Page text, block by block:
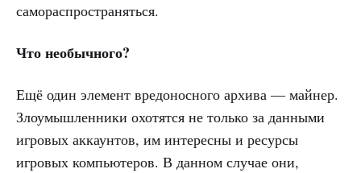
самораспространяться.
Что необычного?
Ещё один элемент вредоносного архива ― майнер.
Злоумышленники охотятся не только за данными
игровых аккаунтов, им интересны и ресурсы
игровых компьютеров. В данном случае они,